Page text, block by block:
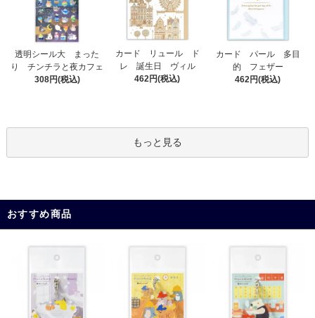
透明シール大 まった
り チンチラと夜カフェ
308円(税込)
カード リュール ド
レ 誕生日 ヴィル
462円(税込)
カード パール 多目
的 フェザー
462円(税込)
もっと見る
おすすめ商品